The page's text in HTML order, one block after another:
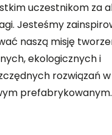
uczestnikom za
Jesteśmy
naszą misję
ekologicznych i
rozwiązań
prefabrykowanym.